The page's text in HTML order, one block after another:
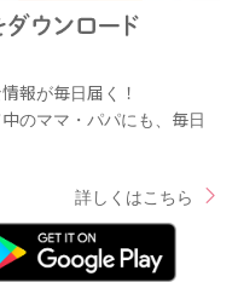
報が毎日届く！
のママ・パパにも、毎日
詳しくはこちら